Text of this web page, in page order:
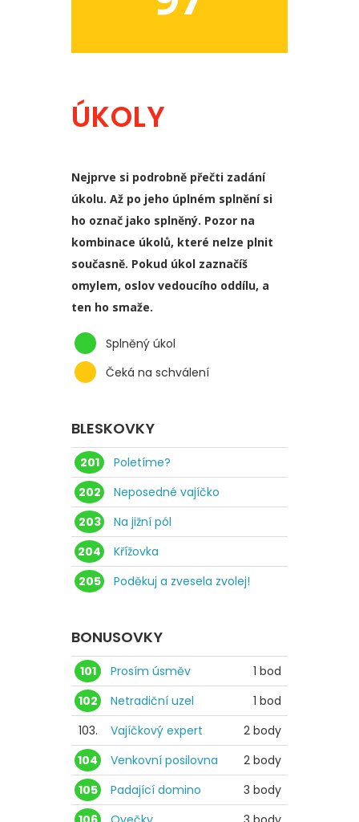
ÚKOLY
Nejprve si podrobně přečti zadání
úkolu. Až po jeho úplném splnění si
ho označ jako splněný. Pozor na
kombinace úkolů, které nelze plnit
současně. Pokud úkol zaznačíš
omylem, oslov vedoucího oddílu, a
ten ho smaže.
Splněný úkol
Čeká na schválení
BLESKOVKY
201
Poletíme?
202
Neposedné vajíčko
203
Na jižní pól
204
Křížovka
205
Poděkuj a zvesela zvolej!
BONUSOVKY
101 Prosím úsměv
1 bod
102
Netradiční uzel
1 bod
103.
Vajíčkový expert
2 body
104
Venkovní posilovna
2 body
105
Padající domino
3 body